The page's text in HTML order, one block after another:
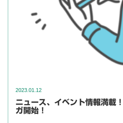
2023.01.12
ニュース、イベント情報満載
ガ開始！